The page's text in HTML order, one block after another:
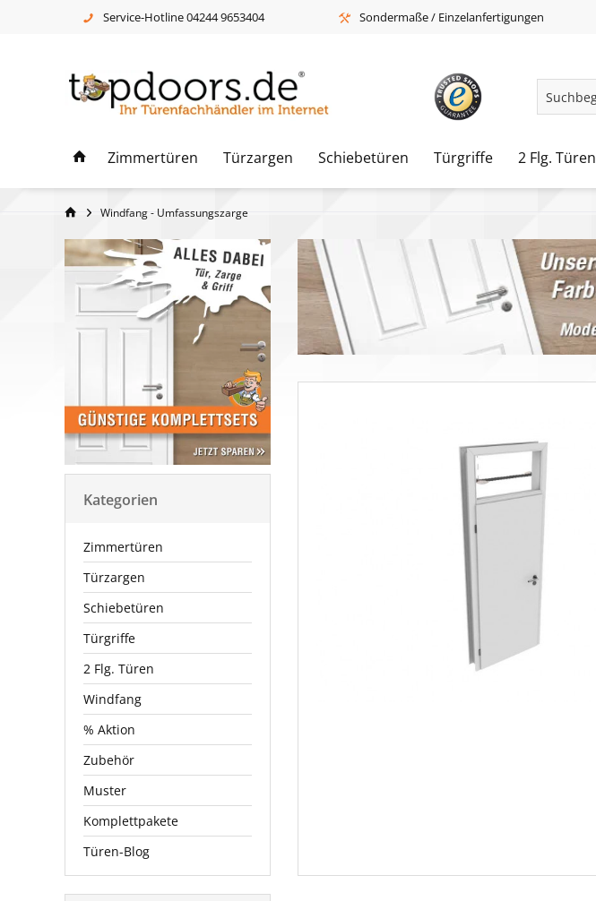
Service-Hotline 04244 9653404 Sondermaße / Einzelanfertigungen
Zimmertüren Türzargen Schiebetüren Türgriffe 2 Flg. Türen
Windfang - Umfassungszarge
Kategorien
Zimmertüren
Türzargen
Schiebetüren
Türgriffe
2 Flg. Türen
Windfang
% Aktion
Zubehör
Muster
Komplettpakete
Türen-Blog